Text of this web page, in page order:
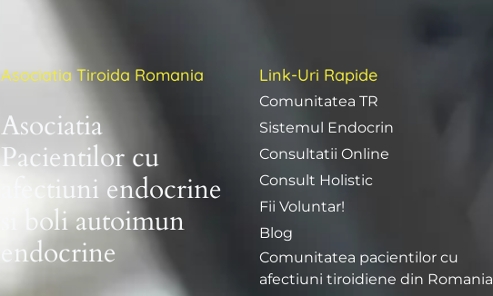
Asociatia Tiroida Romania
Asociatia
Pacientilor cu
afectiuni endocrine
si boli autoimun
endocrine
Link-Uri Rapide
Comunitatea TR
Sistemul Endocrin
Consultatii Online
Consult Holistic
Fii Voluntar!
Blog
Comunitatea pacientilor cu
afectiuni tiroidiene din Romania